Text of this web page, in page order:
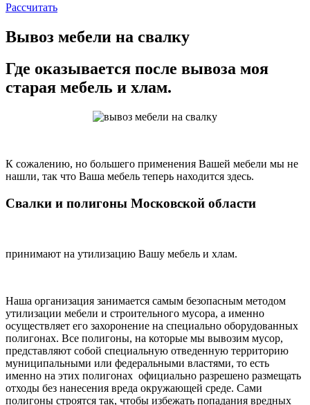
Рассчитать
Вывоз мебели на свалку
Где оказывается после вывоза моя
старая мебель и хлам.
К сожалению, но большего применения Вашей мебели мы не
нашли, так что Ваша мебель теперь находится здесь.
Свалки и полигоны Московской области
принимают на утилизацию Вашу мебель и хлам.
Наша организация занимается самым безопасным методом
утилизации мебели и строительного мусора, а именно
осуществляет его захоронение на специально оборудованных
полигонах. Все полигоны, на которые мы вывозим мусор,
представляют собой специальную отведенную территорию
муниципальными или федеральными властями, то есть
именно на этих полигонах официально разрешено размещать
отходы без нанесения вреда окружающей среде. Сами
полигоны строятся так, чтобы избежать попадания вредных